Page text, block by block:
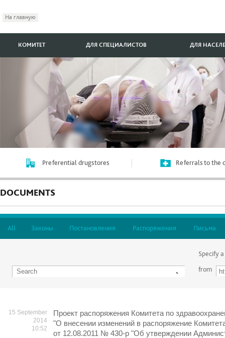
На главную
КОМИТЕТ ДЛЯ СПЕЦИАЛИСТОВ ДЛЯ
Preferential drugstores Referrals to the
DOCUMENTS
All Законы Постановления Распоряжения Письма
Specify
from
15 September
2014
10:52
Проект распоряжения Комитета по
"О внесении изменений в распоряжение
от 12.08.2011 № 430-р "Об утверждении